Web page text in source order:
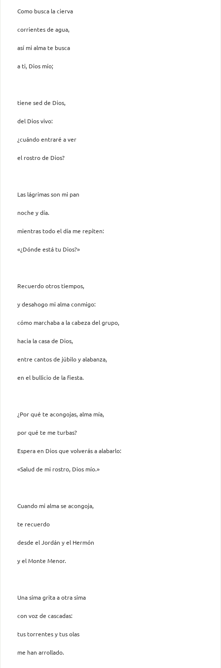
Como busca la cierva
corrientes de agua,
así mi alma te busca
a ti, Dios mío;
tiene sed de Dios,
del Dios vivo:
¿cuándo entraré a ver
el rostro de Dios?
Las lágrimas son mi pan
noche y día.
mientras todo el día me repiten:
«¿Dónde está tu Dios?»
Recuerdo otros tiempos,
y desahogo mi alma conmigo:
cómo marchaba a la cabeza del grupo,
hacia la casa de Dios,
entre cantos de júbilo y alabanza,
en el bullicio de la fiesta.
¿Por qué te acongojas, alma mía,
por qué te me turbas?
Espera en Dios que volverás a alabarlo:
«Salud de mi rostro, Dios mío.»
Cuando mi alma se acongoja,
te recuerdo
desde el Jordán y el Hermón
y el Monte Menor.
Una sima grita a otra sima
con voz de cascadas:
tus torrentes y tus olas
me han arrollado.